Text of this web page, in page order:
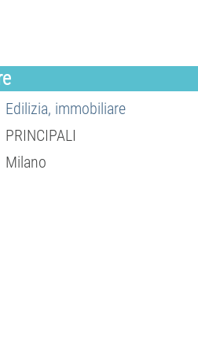
Edilizia, immobiliare
PRINCIPALI
Milano